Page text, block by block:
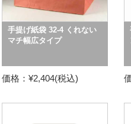
手提げ紙袋 32-4 くれない
マチ幅広タイプ
価格：¥2,404(税込)